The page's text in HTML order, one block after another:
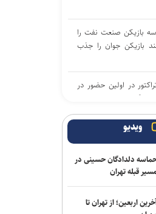
سه بازیکن صنعت نفت را
بازیکن جوان را جذب
در اولین حضور در
باشگاه با سرمربی سابق
روی میز در بازی‌های
فرانسه در انتظار
پنگ
ویدیو
دلدادگان حسینی در
مسیر قبله تهران
اربعین؛ از تهران تا